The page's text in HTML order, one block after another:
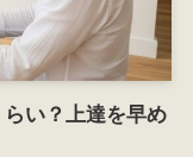
い？上達を早め